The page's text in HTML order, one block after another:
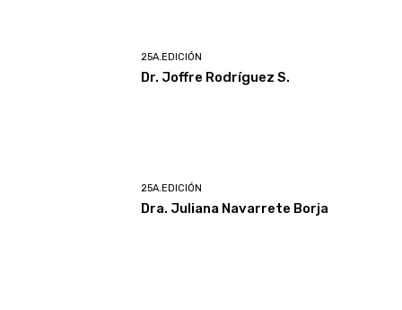
25A.EDICIÓN
Dr. Joffre Rodríguez S.
25A.EDICIÓN
Dra. Juliana Navarrete Borja